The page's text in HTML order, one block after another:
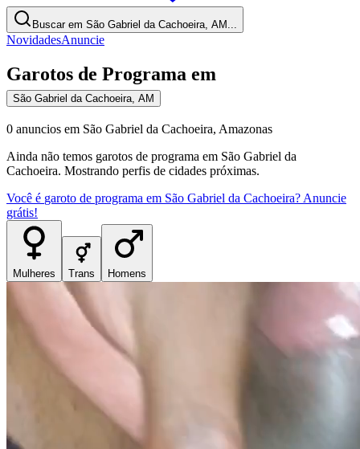
Buscar em São Gabriel da Cachoeira, AM...
NovidadesAnuncie
Garotos de Programa em
São Gabriel da Cachoeira AM
0 anuncios em São Gabriel da Cachoeira, Amazonas
Ainda não temos garotos de programa em São Gabriel da
Cachoeira. Mostrando perfis de cidades próximas.
Você é garoto de programa em São Gabriel da Cachoeira? Anuncie
grátis!
Mulheres Trans Homens